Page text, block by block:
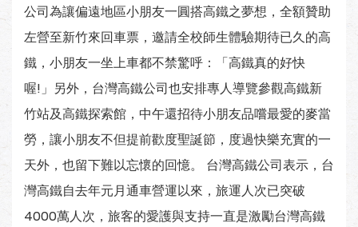
公司為讓偏遠地區小朋友一圓搭高鐵之夢想，全額贊助
左營至新竹來回車票，邀請全校師生體驗期待已久的高
鐵，小朋友一坐上車都不禁驚呼：「高鐵真的好快
喔!」另外，台灣高鐵公司也安排專人導覽參觀高鐵新
竹站及高鐵探索館，中午還招待小朋友品嚐最愛的麥當
勞，讓小朋友不但提前歡度聖誕節，度過快樂充實的一
天外，也留下難以忘懷的回憶。 台灣高鐵公司表示，台
灣高鐵自去年元月通車營運以來，旅運人次已突破
4000萬人次，旅客的愛護與支持一直是激勵台灣高鐵